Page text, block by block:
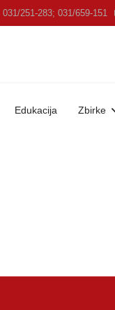
031/251-283; 031/659-151
Edukacija Zbirke